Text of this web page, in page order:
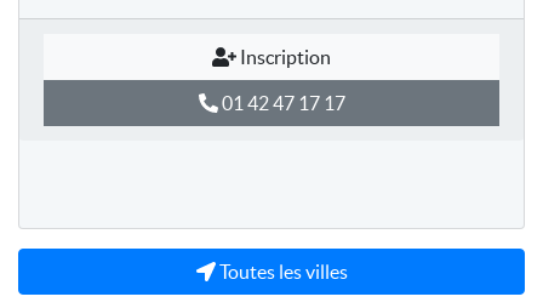
Inscription
01 42 47 17 17
Toutes les villes